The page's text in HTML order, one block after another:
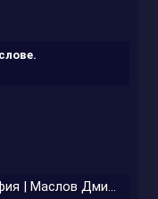
Игоревич | 478-975